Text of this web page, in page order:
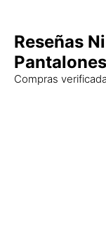
Reseñas
Pantalones
Compras